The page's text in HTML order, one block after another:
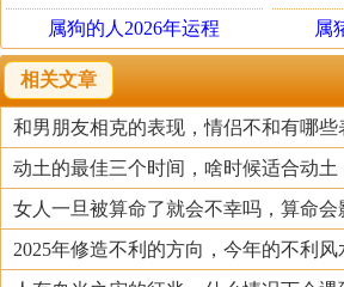
属狗的人2026年运程
属
相关文章
和男朋友相克的表现，情侣不和有哪些
动土的最佳三个时间，啥时候适合动土
女人一旦被算命了就会不幸吗，算命会
2025年修造不利的方向，今年的不利风